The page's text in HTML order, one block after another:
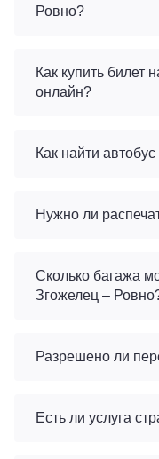
Ровно?
Как купить билет
онлайн?
Как найти
Нужно ли
Сколько багажа
Згожелец –
Разрешено ли
Есть ли услуга